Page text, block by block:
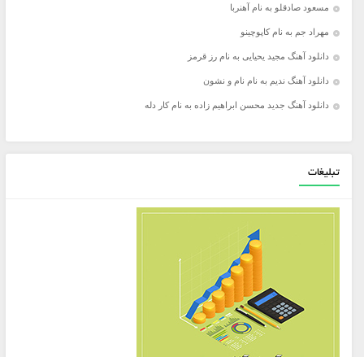
مسعود صادقلو به نام آهنربا
مهراد جم به نام کاپوچینو
دانلود آهنگ مجید یحیایی به نام رز قرمز
دانلود آهنگ ندیم به نام نام و نشون
دانلود آهنگ جدید محسن ابراهیم زاده به نام کار دله
تبلیغات